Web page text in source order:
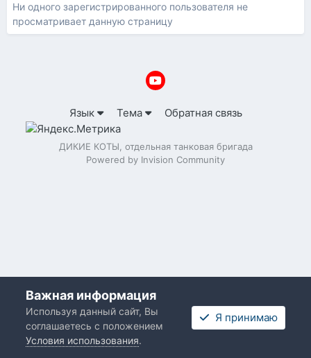
Ни одного зарегистрированного пользователя не
просматривает данную страницу
Язык Тема Обратная связь
ДИКИЕ КОТЫ, отдельная танковая бригада
Powered by Invision Community
Важная информация
Используя данный сайт, Вы
соглашаетесь с положением
Условия использования.
Я принимаю